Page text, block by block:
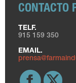
CONTACTO
TELF.
915 159 350
EMAIL.